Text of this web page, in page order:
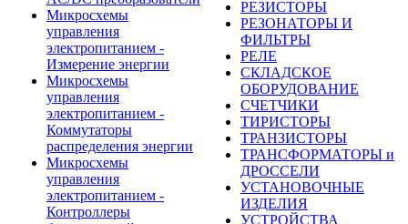
Микросхемы
управления
электропитанием -
Измерение энергии
Микросхемы
управления
электропитанием -
Коммутаторы
распределения энергии
Микросхемы
управления
электропитанием -
Контроллеры
РЕЗИСТОРЫ
РЕЗОНАТОРЫ И
ФИЛЬТРЫ
РЕЛЕ
СКЛАДСКОЕ
ОБОРУДОВАНИЕ
СЧЕТЧИКИ
ТИРИСТОРЫ
ТРАНЗИСТОРЫ
ТРАНСФОРМАТОРЫ и
ДРОССЕЛИ
УСТАНОВОЧНЫЕ
ИЗДЕЛИЯ
УСТРОЙСТВА